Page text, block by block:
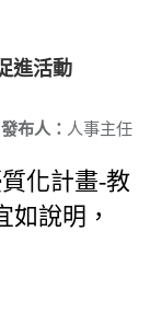
進活動
發布人： 人事主任
化計畫-教
說明，